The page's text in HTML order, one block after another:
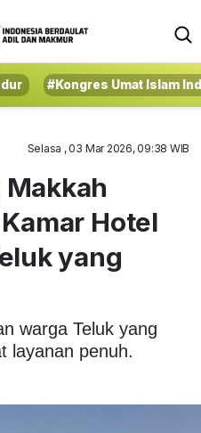
#Kongres Umat Islam
Selasa , 03 Mar 2026, 09:38 WIB
Makkah
Hotel
yang
warga Teluk yang
layanan penuh.